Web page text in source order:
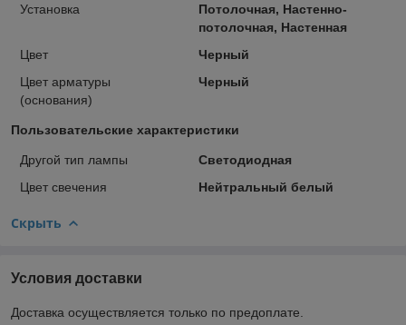
Установка
Потолочная, Настенно-
потолочная, Настенная
Цвет
Черный
Цвет арматуры
(основания)
Черный
Пользовательские характеристики
Другой тип лампы
Светодиодная
Цвет свечения
Нейтральный белый
Скрыть
Условия доставки
Доставка осуществляется только по предоплате.